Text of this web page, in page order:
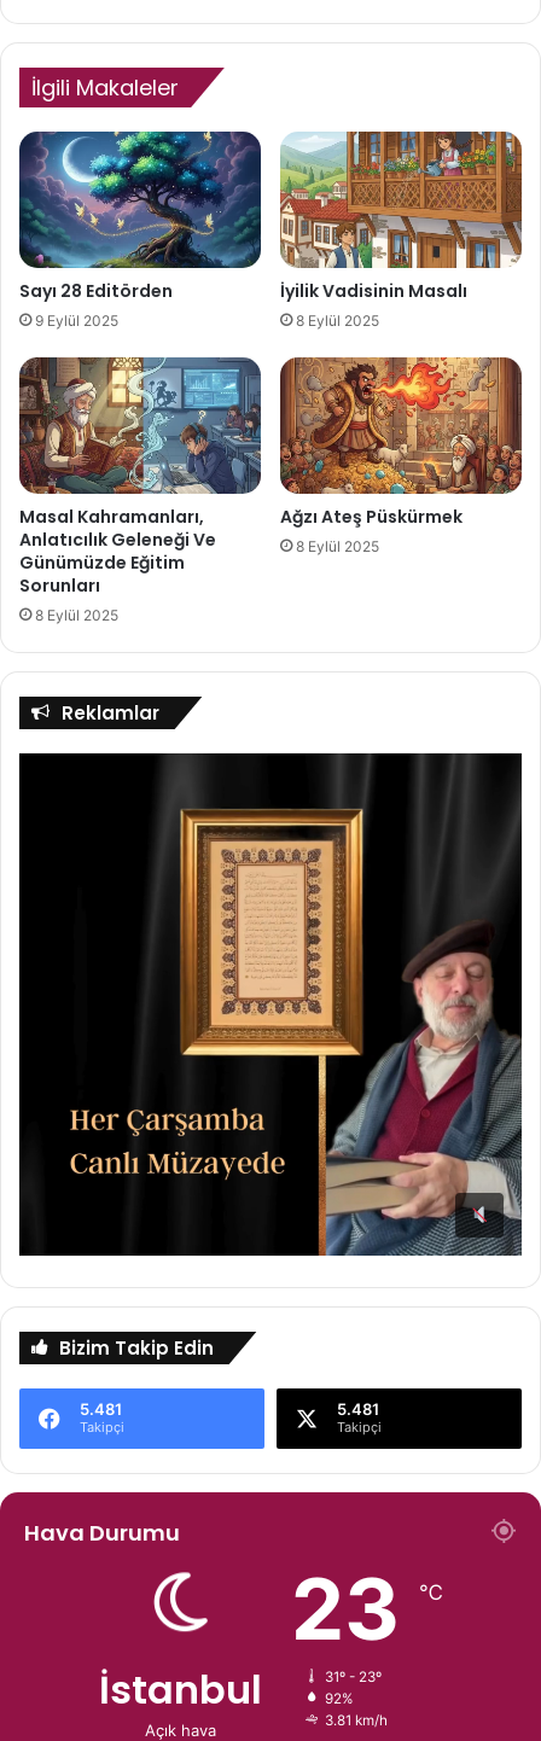
İlgili Makaleler
Sayı 28 Editörden
9 Eylül 2025
İyilik Vadisinin Masalı
8 Eylül 2025
Masal Kahramanları,
Anlatıcılık Geleneği Ve
Günümüzde Eğitim
Sorunları
8 Eylül 2025
Ağzı Ateş Püskürmek
8 Eylül 2025
Reklamlar
Bizim Takip Edin
5.481
Takipçi
5.481
Takipçi
Hava Durumu
İstanbul
Açık hava
23 ℃
31º - 23º
92%
3.81 km/h